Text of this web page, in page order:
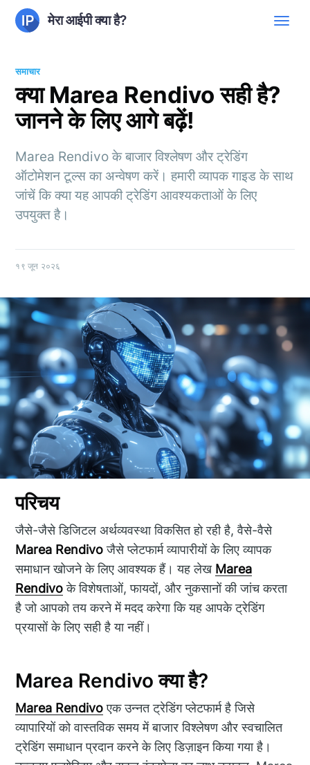
मेरा आईपी क्या है?
समाचार
क्या Marea Rendivo सही है?
जानने के लिए आगे बढ़ें!
Marea Rendivo के बाजार विश्लेषण और ट्रेडिंग
ऑटोमेशन टूल्स का अन्वेषण करें। हमारी व्यापक गाइड के साथ
जांचें कि क्या यह आपकी ट्रेडिंग आवश्यकताओं के लिए
उपयुक्त है।
१९ जून २०२६
परिचय
जैसे-जैसे डिजिटल अर्थव्यवस्था विकसित हो रही है, वैसे-वैसे
Marea Rendivoजैसे प्लेटफार्म व्यापारीयों के लिए व्यापक
समाधान खोजने के लिए आवश्यक हैं। यह लेख Marea
Rendivoके विशेषताओं, फायदों, और नुकसानों की जांच करता
है जो आपको तय करने में मदद करेगा कि यह आपके ट्रेडिंग
प्रयासों के लिए सही है या नहीं।
Marea Rendivo क्या है?
Marea Rendivoएक उन्नत ट्रेडिंग प्लेटफार्म है जिसे
व्यापारियों को वास्तविक समय में बाजार विश्लेषण और स्वचालित
ट्रेडिंग समाधान प्रदान करने के लिए डिज़ाइन किया गया है।